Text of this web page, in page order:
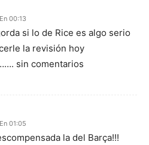
00:13
si lo de Rice es algo serio
la revisión hoy
sin comentarios
01:05
la del Barça!!!